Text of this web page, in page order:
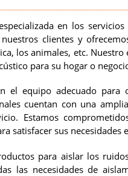
en los
clientes y
los animales, etc.
para su hogar o
el equipo adecuado
cuentan con una
Estamos
satisfacer sus necesidades
para aislar los
las necesidades de